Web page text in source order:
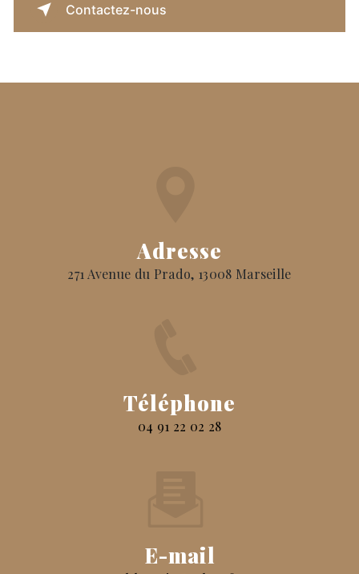
Contactez-nous
Adresse
271 Avenue du Prado, 13008 Marseille
Téléphone
04 91 22 02 28
E-mail